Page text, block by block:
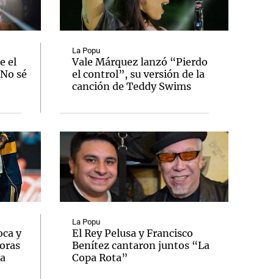
el
sé
y
La Popu
Vale Márquez lanzó “Pierdo
el control”, su versión de la
canción de Teddy Swims
La Popu
El Rey Pelusa y Francisco
Benítez cantaron juntos “La
Copa Rota”
Notas